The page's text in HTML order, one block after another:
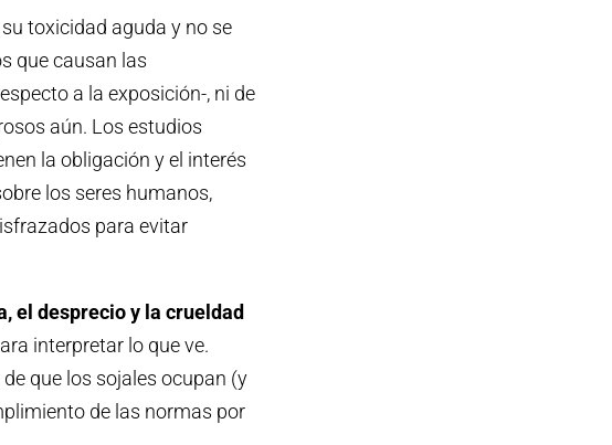
toxicidad aguda y no se
que causan las
a la exposición-, ni de
aún. Los estudios
la obligación y el interés
los seres humanos,
para evitar
el desprecio y la crueldad
interpretar lo que ve.
que los sojales ocupan (y
de las normas por